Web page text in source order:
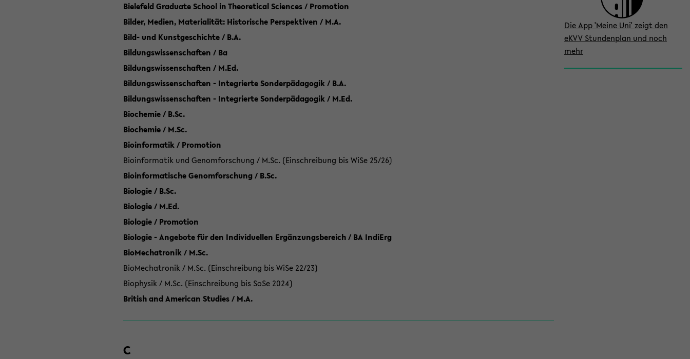
Bielefeld Graduate School in Theoretical Sciences / Promotion
Bilder, Medien, Materialität: Historische Perspektiven / M.A.
Bild- und Kunstgeschichte / B.A.
Bildungswissenschaften / Ba
Bildungswissenschaften / M.Ed.
Bildungswissenschaften - Integrierte Sonderpädagogik / B.A.
Bildungswissenschaften - Integrierte Sonderpädagogik / M.Ed.
Biochemie / B.Sc.
Biochemie / M.Sc.
Bioinformatik / Promotion
Bioinformatik und Genomforschung / M.Sc. (Einschreibung bis WiSe 25/26)
Bioinformatische Genomforschung / B.Sc.
Biologie / B.Sc.
Biologie / M.Ed.
Biologie / Promotion
Biologie - Angebote für den Individuellen Ergänzungsbereich / BA IndiErg
BioMechatronik / M.Sc.
BioMechatronik / M.Sc. (Einschreibung bis WiSe 22/23)
Biophysik / M.Sc. (Einschreibung bis SoSe 2024)
British and American Studies / M.A.
C
Die App 'Meine Uni' zeigt den
eKVV Stundenplan und noch
mehr